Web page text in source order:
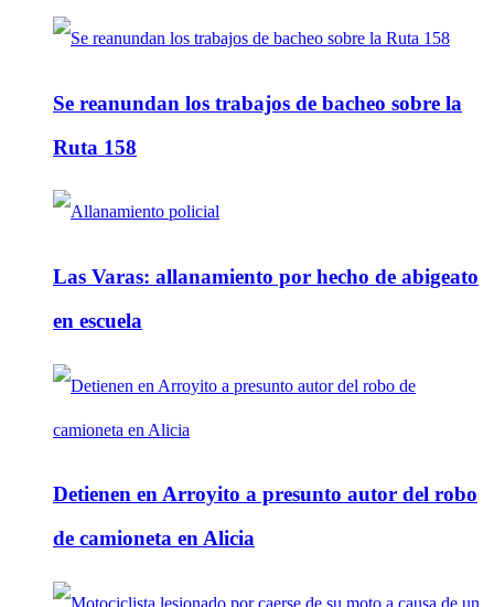
Se reanundan los trabajos de bacheo sobre la
Ruta 158
Las Varas: allanamiento por hecho de abigeato
en escuela
Detienen en Arroyito a presunto autor del robo
de camioneta en Alicia